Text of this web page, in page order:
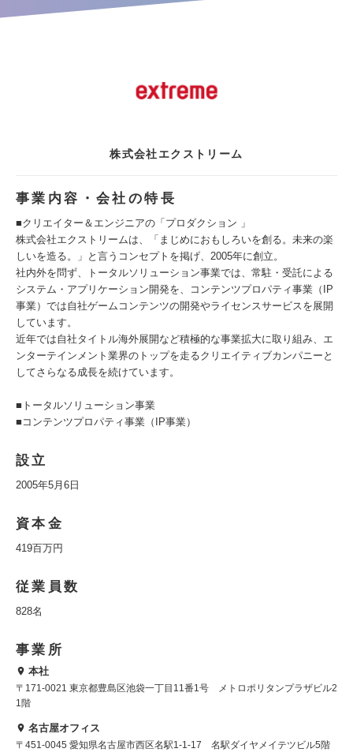
株式会社エクストリーム
事業内容・会社の特長
■クリエイター＆エンジニアの「プロダクション 」
株式会社エクストリームは、「まじめにおもしろいを創る。未来の楽
しいを造る。」と言うコンセプトを掲げ、2005年に創立。
社内外を問ず、トータルソリューション事業では、常駐・受託による
システム・アプリケーション開発を、コンテンツプロパティ事業（IP
事業）では自社ゲームコンテンツの開発やライセンスサービスを展開
しています。
近年では自社タイトル海外展開など積極的な事業拡大に取り組み、エ
ンターテインメント業界のトップを走るクリエイティブカンパニーと
してさらなる成長を続けています。
■トータルソリューション事業
■コンテンツプロパティ事業（IP事業）
設立
2005年5月6日
資本金
419百万円
従業員数
828名
事業所
本社
〒171-0021 東京都豊島区池袋一丁目11番1号 メトロポリタンプラザビル2
1階
名古屋オフィス
〒451-0045 愛知県名古屋市西区名駅1-1-17 名駅ダイヤメイテツビル5階